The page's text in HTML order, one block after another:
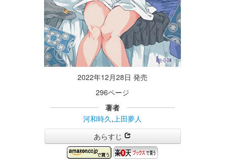
2022年12月28日 発売
296ページ
著者
河和時久,上田夢人
あらすじ